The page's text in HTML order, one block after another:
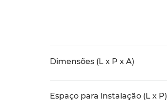
Dimensões (L x P x A)
Espaço para instalação (L x P)